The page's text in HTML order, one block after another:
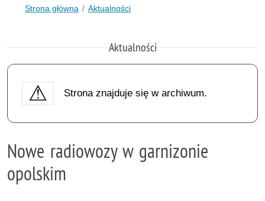
Strona główna Aktualności
Aktualności
Strona znajduje się w archiwum.
Nowe radiowozy w garnizonie
opolskim